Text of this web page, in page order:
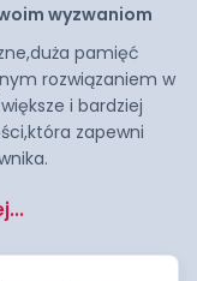
wyzwaniom
pamięć
rozwiązaniem w
i bardziej
zapewni